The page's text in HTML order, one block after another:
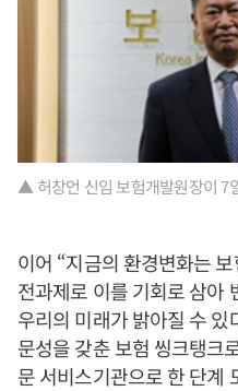
▲ 허창언 신임 보험개발원장이 7
이어 “지금의 환경변화는
전과제로 이를 기회로 삼아
우리의 미래가 밝아질 수 있
문성을 갖춘 보험 씽크탱크
문 서비스기관으로 한 단계